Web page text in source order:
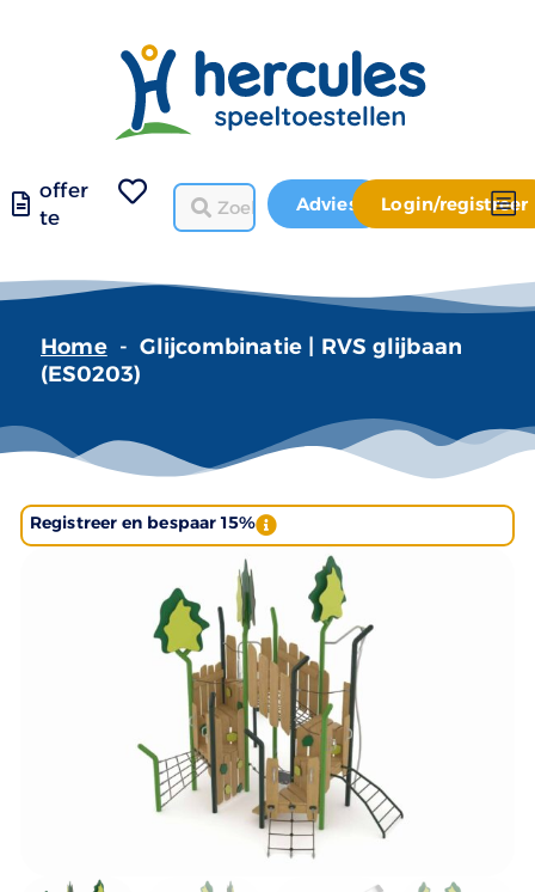
offer
te
Advies Login/registreer
Home - Glijcombinatie | RVS glijbaan
(ES0203)
Registreer en bespaar 15%